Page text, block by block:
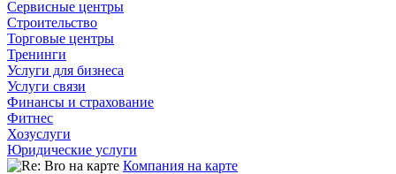
Сервисные центры
Строительство
Торговые центры
Тренинги
Услуги для бизнеса
Услуги связи
Финансы и страхование
Фитнес
Хозуслуги
Юридические услуги
Компания на карте